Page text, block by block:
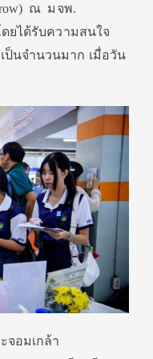
ณ มจพ.
ยได้รับความสนใจ
ป็นจำนวนมาก เมื่อวัน
จอมเกล้า